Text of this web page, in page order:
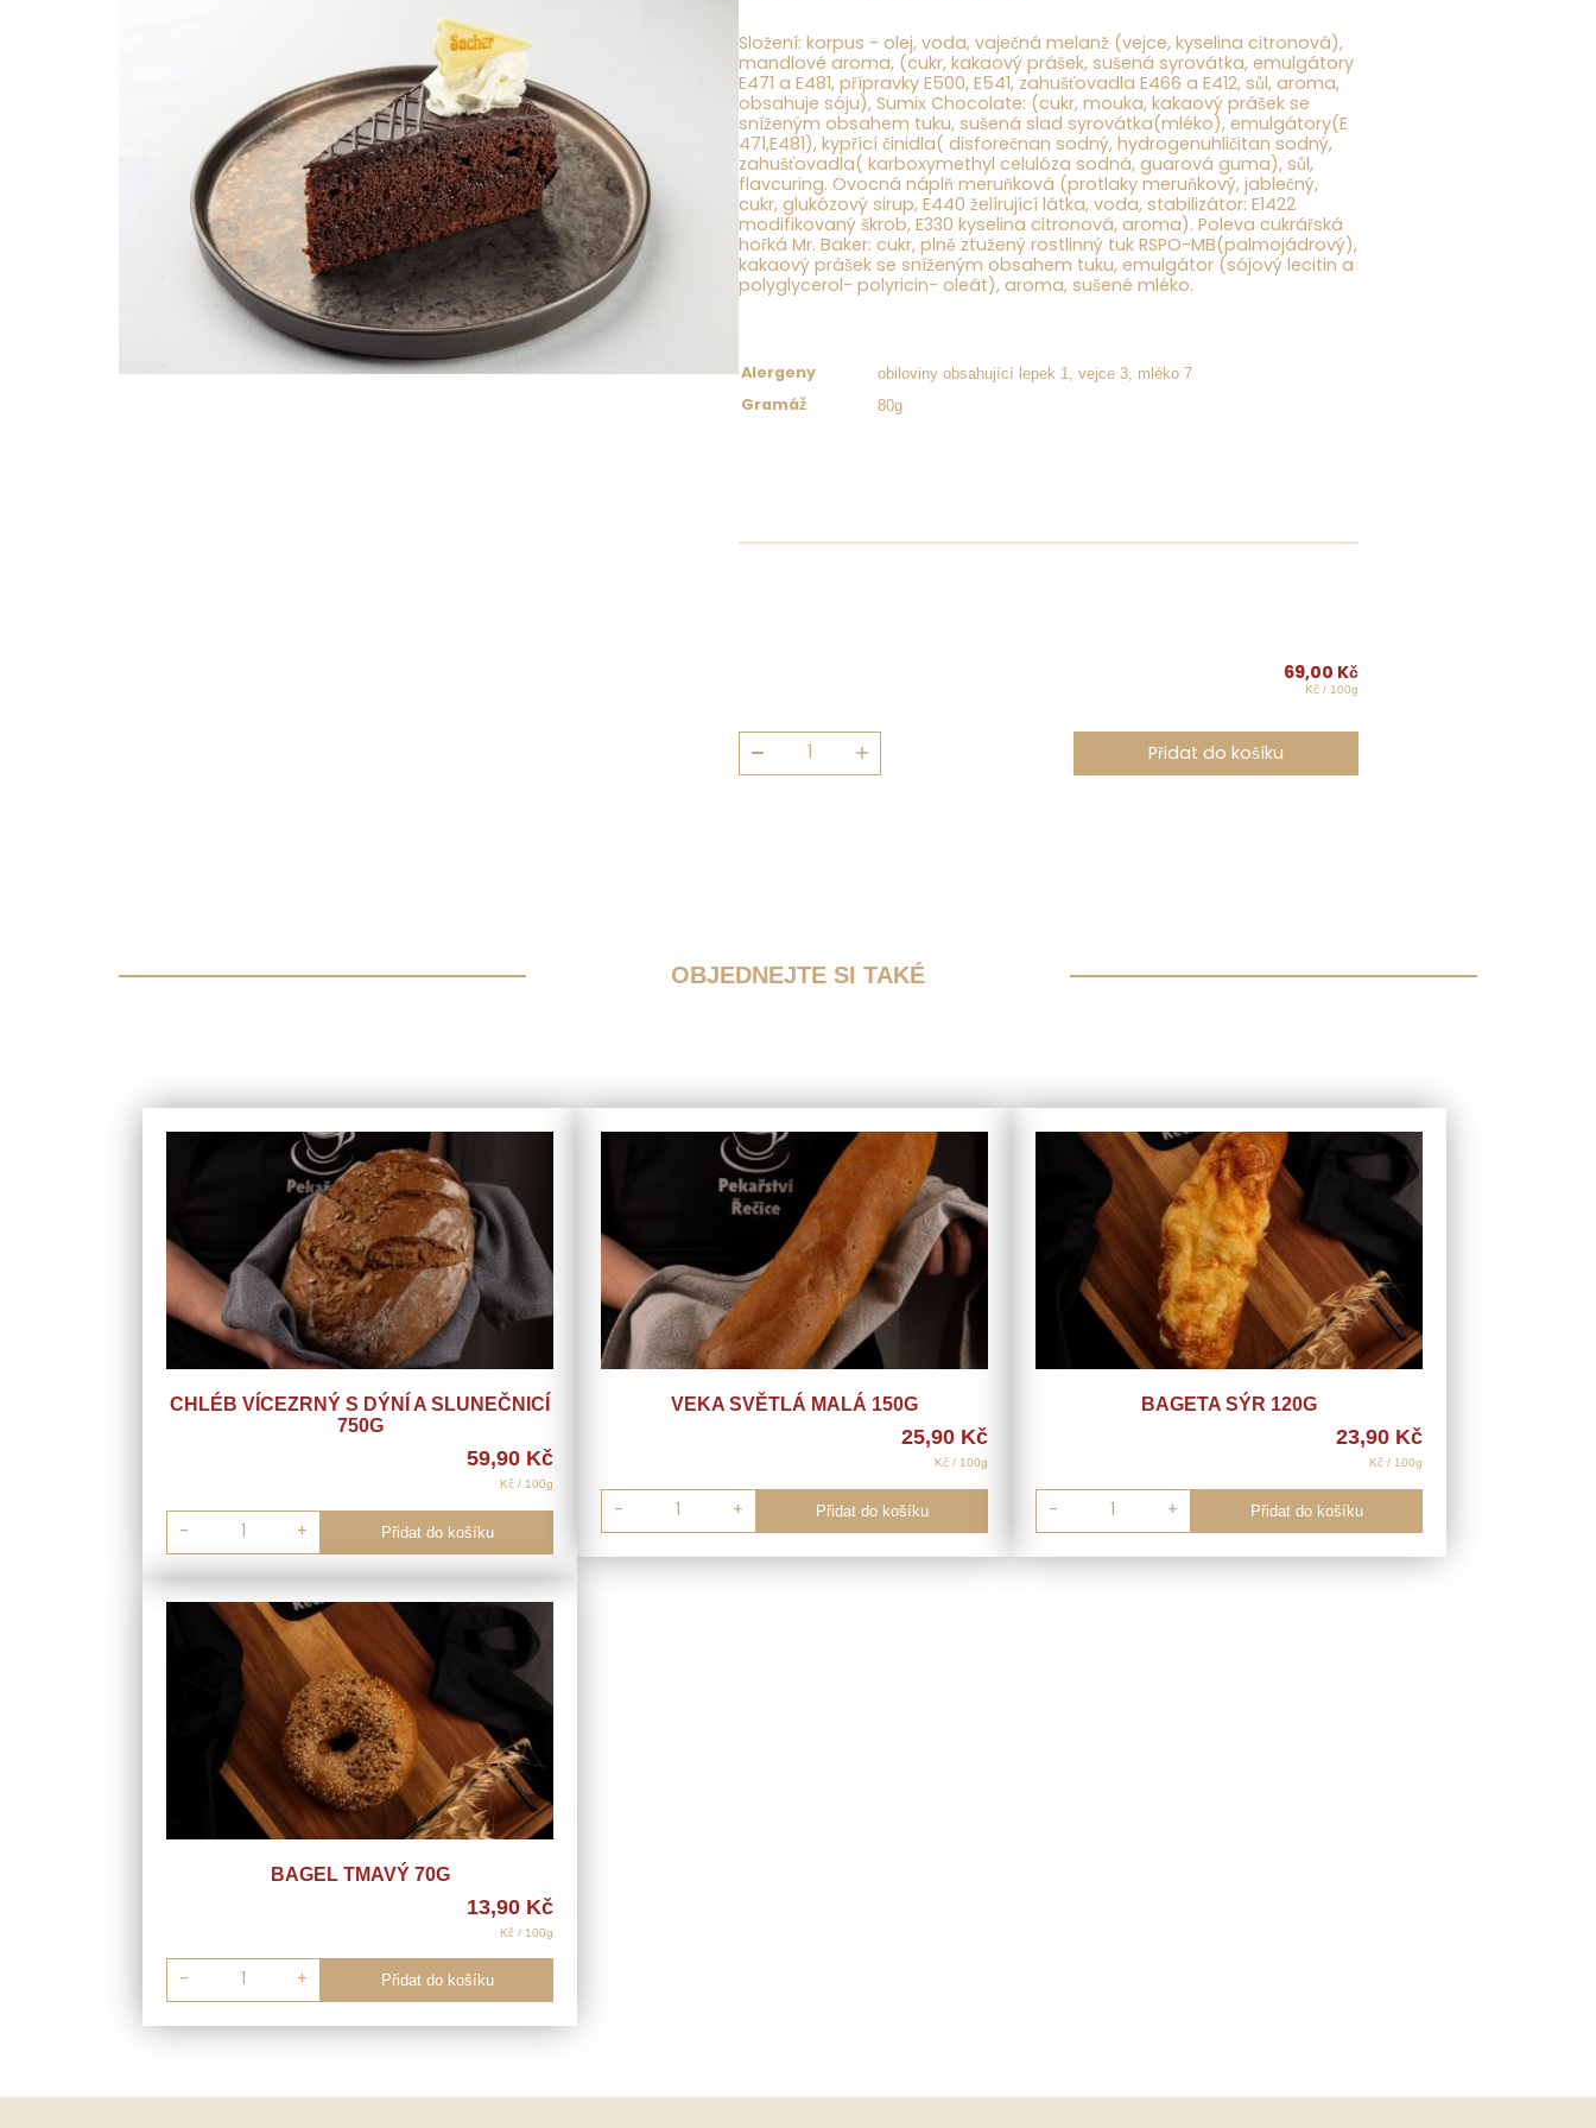
Složení: korpus - olej, voda, vaječná melanž (vejce, kyselina citronová),
mandlové aroma, (cukr, kakaový prášek, sušená syrovátka, emulgátory
E471 a E481, přípravky E500, E541, zahušťovadla E466 a E412, sůl, aroma,
obsahuje sóju ), Sumix Chocolate: (cukr, mouka, kakaový prášek se
sníženým obsahem tuku, sušená slad syrovátka(mléko ), emulgátory(E
471,E481), kypřící činidla( disforečnan sodný, hydrogenuhličitan sodný,
zahušťovadla( karboxymethyl celulóza sodná, guarová guma), sůl,
flavcuring. Ovocná náplň meruňková (protlaky meruňkový, jablečný,
cukr, glukózový sirup, E440 želírující látka, voda, stabilizátor: E1422
modifikovaný škrob, E330 kyselina citronová, aroma). Poleva cukrářská
hořká Mr. Baker: cukr, plně ztužený rostlinný tuk RSPO-MB(palmojádrový),
kakaový prášek se sníženým obsahem tuku, emulgátor ( sójový lecitin a
polyglycerol- polyricin- oleát), aroma, sušené mléko.
Alergeny obiloviny obsahující lepek 1, vejce 3, mléko 7
Gramáž 80g
69,00 Kč
Kč / 100g
Dort
Přidat do košíku
OBJEDNEJTE SI TAKÉ
CHLÉB VÍCEZRNÝ S DÝNÍ A SLUNEČNICÍ
750G
59,90 Kč
Kč / 100g
- + Přidat do košíku
VEKA SVĚTLÁ MALÁ 150G
25,90 Kč
Kč / 100g
- + Přidat do košíku
BAGETA SÝR 120G
23,90 Kč
Kč / 100g
- + Přidat do košíku
BAGEL TMAVÝ 70G
13,90 Kč
Kč / 100g
- + Přidat do košíku